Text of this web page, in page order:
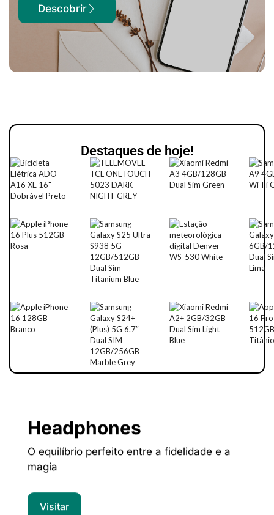
Destaques de hoje!
Headphones
O equilíbrio perfeito entre a fidelidade e a
magia
Visitar